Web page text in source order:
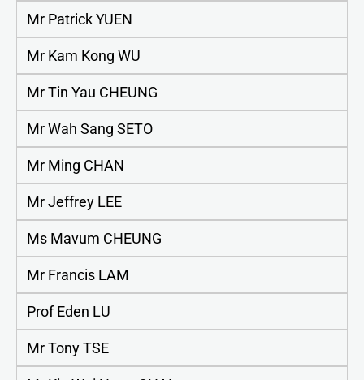
Mr Patrick YUEN
Mr Kam Kong WU
Mr Tin Yau CHEUNG
Mr Wah Sang SETO
Mr Ming CHAN
Mr Jeffrey LEE
Ms Mavum CHEUNG
Mr Francis LAM
Prof Eden LU
Mr Tony TSE